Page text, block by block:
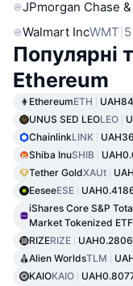
JPmorgan Chase
Walmart IncWMT
Популярні
Ethereum
EthereumETH
UNUS SED LEOLEO
ChainlinkLINK
Shiba InuSHIB
Tether GoldXAUt
EeseeESE
iShares Core S&P
Market Tokenized
RIZERIZE UAH0.2806
Alien WorldsTLM
KAIOKAIO